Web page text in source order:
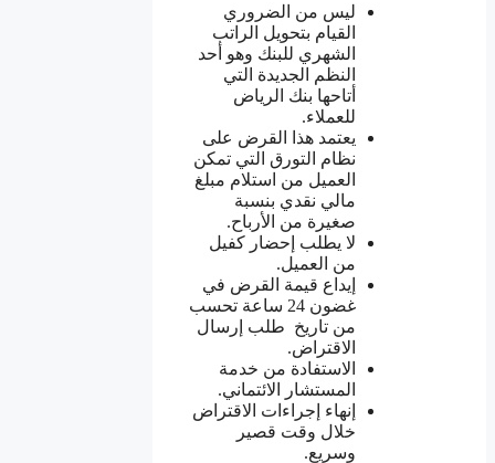
ليس من الضروري
القيام بتحويل الراتب
الشهري للبنك وهو أحد
النظم الجديدة التي
أتاحها بنك الرياض
للعملاء.
يعتمد هذا القرض على
نظام التورق التي تمكن
العميل من استلام مبلغ
مالي نقدي بنسبة
صغيرة من الأرباح.
لا يطلب إحضار كفيل
من العميل.
إيداع قيمة القرض في
غضون 24 ساعة تحسب
من تاريخ طلب إرسال
الاقتراض.
الاستفادة من خدمة
المستشار الائتماني.
إنهاء إجراءات الاقتراض
خلال وقت قصير
وسريع.